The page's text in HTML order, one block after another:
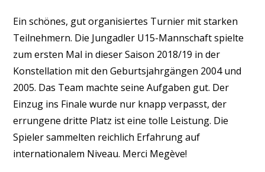
Ein schönes, gut organisiertes Turnier mit starken
Teilnehmern. Die Jungadler U15-Mannschaft spielte
zum ersten Mal in dieser Saison 2018/19 in der
Konstellation mit den Geburtsjahrgängen 2004 und
2005. Das Team machte seine Aufgaben gut. Der
Einzug ins Finale wurde nur knapp verpasst, der
errungene dritte Platz ist eine tolle Leistung. Die
Spieler sammelten reichlich Erfahrung auf
internationalem Niveau. Merci Megève!